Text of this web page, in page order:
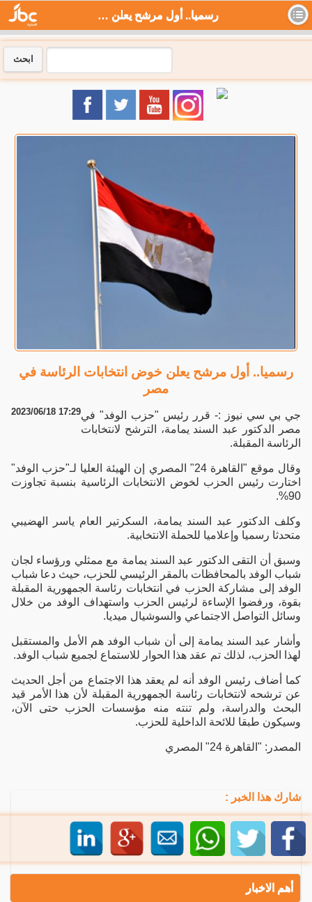
رسميا.. أول مرشح يعلن خوض انتخابات الرئاسة في مصر - جي بي سي نيوز
ابحث
رسميا.. أول مرشح يعلن خوض انتخابات الرئاسة في
مصر
2023/06/18 17:29جي بي سي نيوز :- قرر رئيس "حزب الوفد" في
مصر الدكتور عبد السند يمامة، الترشح لانتخابات
الرئاسة المقبلة.
وقال موقع "القاهرة 24" المصري إن الهيئة العليا لـ"حزب الوفد"
اختارت رئيس الحزب لخوض الانتخابات الرئاسية بنسبة تجاوزت
90%.
وكلف الدكتور عبد السند يمامة، السكرتير العام ياسر الهضيبي
متحدثا رسميا وإعلاميا للحملة الانتخابية.
وسبق أن التقى الدكتور عبد السند يمامة مع ممثلي ورؤساء لجان
شباب الوفد بالمحافظات بالمقر الرئيسي للحزب، حيث دعا شباب
الوفد إلى مشاركة الحزب في انتخابات رئاسة الجمهورية المقبلة
بقوة، ورفضوا الإساءة لرئيس الحزب واستهداف الوفد من خلال
وسائل التواصل الاجتماعي والسوشيال ميديا.
وأشار عبد السند يمامة إلى أن شباب الوفد هم الأمل والمستقبل
لهذا الحزب، لذلك تم عقد هذا الحوار للاستماع لجميع شباب الوفد.
كما أضاف رئيس الوفد أنه لم يعقد هذا الاجتماع من أجل الحديث
عن ترشحه لانتخابات رئاسة الجمهورية المقبلة لأن هذا الأمر قيد
البحث والدراسة، ولم تنته منه مؤسسات الحزب حتى الآن،
وسيكون طبقا للائحة الداخلية للحزب.
المصدر: "القاهرة 24" المصري
شارك هذا الخبر :
أهم الاخبار